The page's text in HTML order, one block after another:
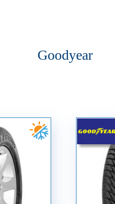
Goodyear